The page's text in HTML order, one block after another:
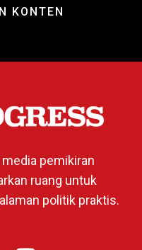
KONTEN
media pemikiran
ruang untuk
politik praktis.